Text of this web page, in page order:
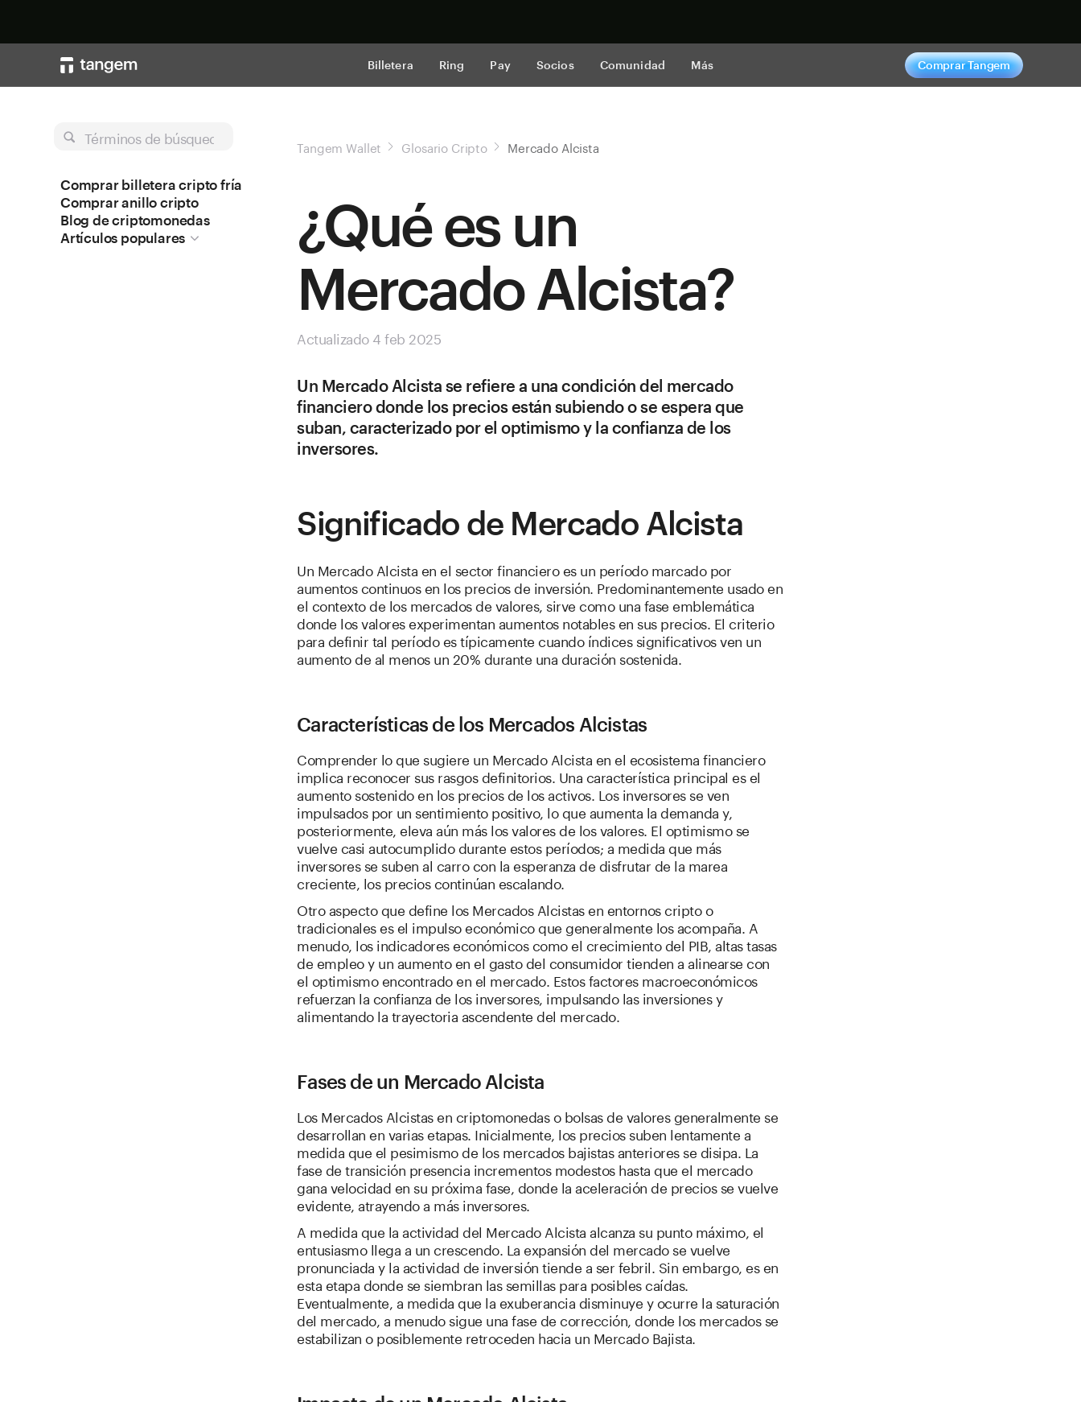
Billetera Ring Pay Socios Comunidad Más Comprar Tangem
Términos de búsqueda
Comprar billetera cripto fría
Comprar anillo cripto
Blog de criptomonedas
Artículos populares
Tangem Wallet Glosario Cripto Mercado Alcista
¿Qué es un
Mercado Alcista?
Actualizado 4 feb 2025
Un Mercado Alcista se refiere a una condición del mercado
financiero donde los precios están subiendo o se espera que
suban, caracterizado por el optimismo y la confianza de los
inversores.
Significado de Mercado Alcista
Un Mercado Alcista en el sector financiero es un período marcado por
aumentos continuos en los precios de inversión. Predominantemente usado en
el contexto de los mercados de valores, sirve como una fase emblemática
donde los valores experimentan aumentos notables en sus precios. El criterio
para definir tal período es típicamente cuando índices significativos ven un
aumento de al menos un 20% durante una duración sostenida.
Características de los Mercados Alcistas
Comprender lo que sugiere un Mercado Alcista en el ecosistema financiero
implica reconocer sus rasgos definitorios. Una característica principal es el
aumento sostenido en los precios de los activos. Los inversores se ven
impulsados por un sentimiento positivo, lo que aumenta la demanda y,
posteriormente, eleva aún más los valores de los valores. El optimismo se
vuelve casi autocumplido durante estos períodos; a medida que más
inversores se suben al carro con la esperanza de disfrutar de la marea
creciente, los precios continúan escalando.
Otro aspecto que define los Mercados Alcistas en entornos cripto o
tradicionales es el impulso económico que generalmente los acompaña. A
menudo, los indicadores económicos como el crecimiento del PIB, altas tasas
de empleo y un aumento en el gasto del consumidor tienden a alinearse con
el optimismo encontrado en el mercado. Estos factores macroeconómicos
refuerzan la confianza de los inversores, impulsando las inversiones y
alimentando la trayectoria ascendente del mercado.
Fases de un Mercado Alcista
Los Mercados Alcistas en criptomonedas o bolsas de valores generalmente se
desarrollan en varias etapas. Inicialmente, los precios suben lentamente a
medida que el pesimismo de los mercados bajistas anteriores se disipa. La
fase de transición presencia incrementos modestos hasta que el mercado
gana velocidad en su próxima fase, donde la aceleración de precios se vuelve
evidente, atrayendo a más inversores.
A medida que la actividad del Mercado Alcista alcanza su punto máximo, el
entusiasmo llega a un crescendo. La expansión del mercado se vuelve
pronunciada y la actividad de inversión tiende a ser febril. Sin embargo, es en
esta etapa donde se siembran las semillas para posibles caídas.
Eventualmente, a medida que la exuberancia disminuye y ocurre la saturación
del mercado, a menudo sigue una fase de corrección, donde los mercados se
estabilizan o posiblemente retroceden hacia un Mercado Bajista.